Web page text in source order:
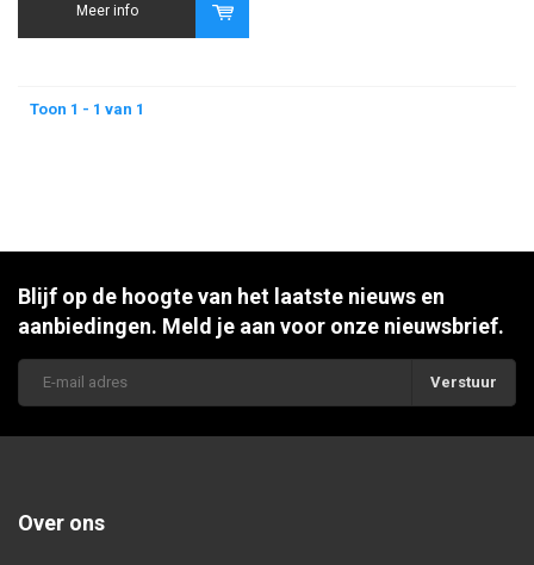
Meer info
Toon 1 - 1 van 1
Blijf op de hoogte van het laatste nieuws en
aanbiedingen. Meld je aan voor onze nieuwsbrief.
Verstuur
Over ons